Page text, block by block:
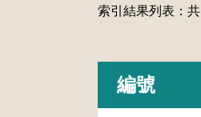
索引結果列表：共
編號